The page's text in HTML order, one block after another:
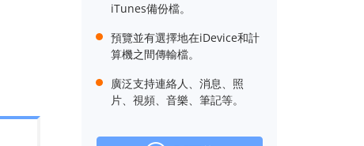
iTunes備份檔。
預覽並有選擇地在iDevice和計
算機之間傳輸檔。
廣泛支持連絡人、消息、照
片、視頻、音樂、筆記等。